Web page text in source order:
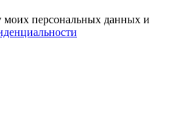
моих персональных данных и